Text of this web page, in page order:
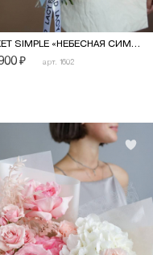
БУКЕТ SIMPLE «НЕБЕСНАЯ СИМФОНИЯ»
₽ арт. 1602